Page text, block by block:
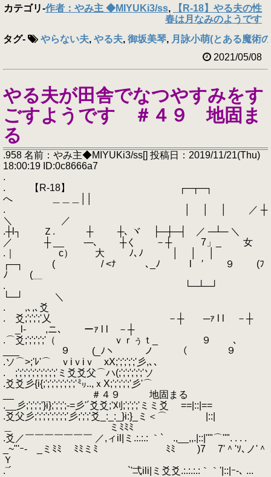
カテゴリ-作者：やみ主 ◆MIYUKi3/ss,
【R-18】やる夫の性
春は月なみのようです
タグ- やらない夫, やる夫, 御坂美琴, 月詠小萌(とある魔術
2021/05/08
やる夫が田舎でなつやすみをす
ごすようです ＃４９ 地固ま
る
.958 名前：やみ主◆MIYUKi3/ss[] 投稿日：2019/11/21(Thu)
18:00:19 ID:0c8666a7
.
. 【R-18】 ┌─┬─┐
へ ＿＿＿││
. │ │ │ ／ ┼
＼ ／
.┼l┐ Ｚ. ┼ ┼､ ヾ ├─┼─┤ ／ ─┴─ ＼
／ ┼ __ -─､ ┼く －┼ 7」_ 女
.｜ c） 大 ﾉ､ﾉ │ │ │
┌─┐ ( / <ﾅ ､_ﾉ l ′ ９ (ﾌ
ﾉ (＿
. └─┴─┘
└─┘ ＼
. ,､,､爻
. 爻;';';';'乂 －┼ ─ｧ l l －┼
_l‐ ,ニ､ ーｧ l l －┼
.⌒爻;';';';';'（ ｖｒぅｔ_ ９ ､
___ ９ (_ﾉヽ ノ （ ９
.ソ⌒>;'ﾚ'⌒ ｖiｖiｖ xX;';';';';'彡,､､
. ;';';';';';';';';';'ミ爻爻父⌒ハ(;';';';';';'ソ
.爻爻彡{i{;';';';';';';';'㍉..,ｘX;';';';';'彡'⌒
__ ＃４９ 地固まる
.__彡;';';';'}i};';';';-=彡'´爻爻;'刈;';';';'ミミ爻 ==|::|==
.爻父彡;';';';';';';';'彡;';';'爻_:_:_}i:}_ミ＜⌒ |::|
＿ ミﾐﾐﾐ
.爻／￣￣￣￣￣￣￣ ／,ィil|ミ.:.:.: ｀` .,__,,.|::|''"⌒''". . . .
_~"'ｰ- _ミﾐﾐ ﾐﾐミﾐ ﾐﾐ )7 7'＾'ｿ､ノ'＾
Ｙ
.¨´ `'弌ili|ミ爻爻.:.:.:.:｀｀'|::|ｰ-､ ...